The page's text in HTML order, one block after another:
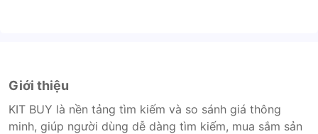
Giới thiệu
KIT BUY là nền tảng tìm kiếm và so sánh giá thông
minh, giúp người dùng dễ dàng tìm kiếm, mua sắm sản